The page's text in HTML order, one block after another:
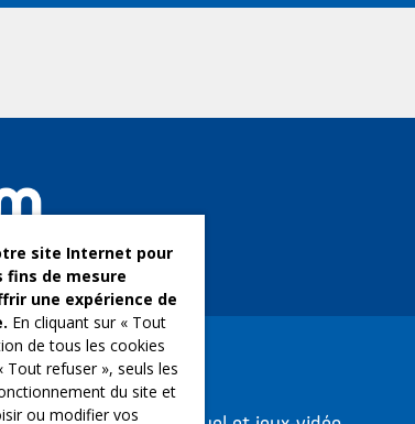
site Internet pour
fins de mesure
une expérience de
En cliquant sur « Tout
de tous les cookies
Tout refuser », seuls les
du site et
ou modifier vos